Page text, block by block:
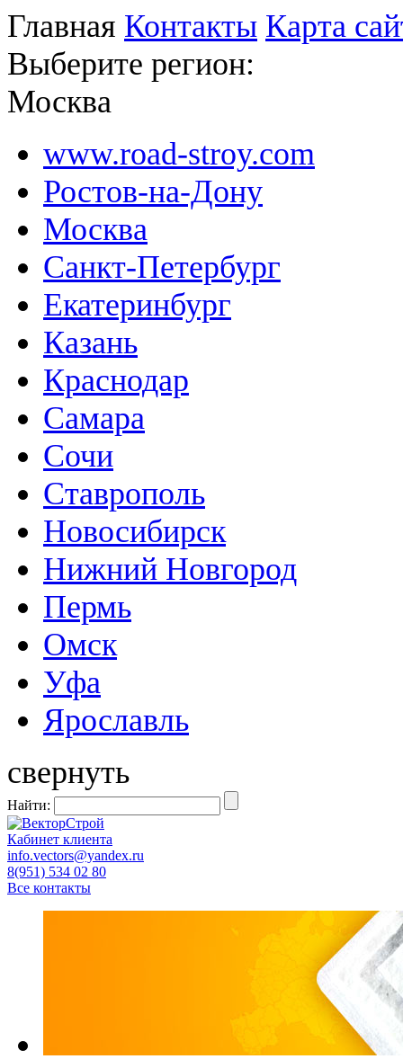
Главная Контакты Карта
Выберите регион:
Москва
www.road-stroy.com
Ростов-на-Дону
Москва
Санкт-Петербург
Екатеринбург
Казань
Краснодар
Самара
Сочи
Ставрополь
Новосибирск
Нижний Новгород
Пермь
Омск
Уфа
Ярославль
свернуть
Найти:
Кабинет клиента
info.vectors@yandex.ru
8(951) 534 02 80
Все контакты